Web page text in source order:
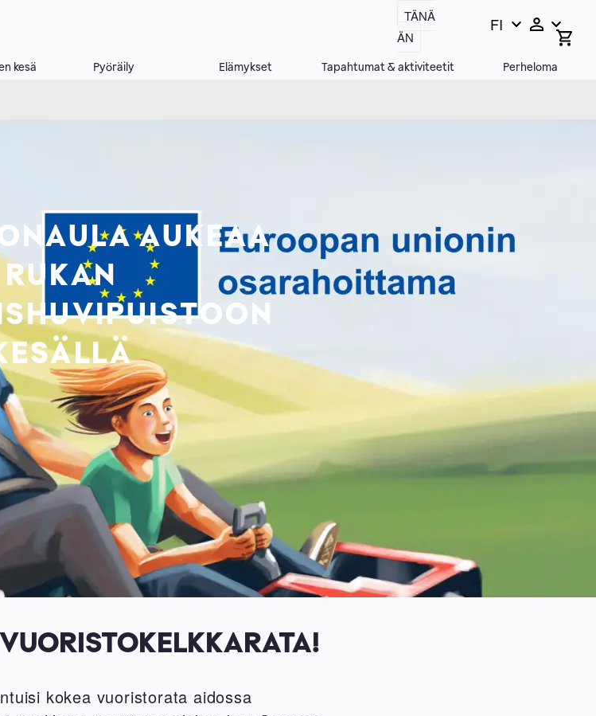
TÄNÄ
ÄN
Vaihda
nykyinen
FI
kesä Pyöräily Elämykset Tapahtumat & aktiviteetit Perheloma
AUKEAA
RUKAN
kokea vuoristorata aidossa